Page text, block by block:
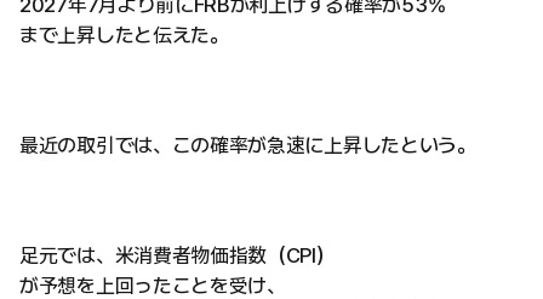
2027年7月より前にFRBが利上げする確率が53%
まで上昇したと伝えた。
最近の取引では、この確率が急速に上昇したという。
足元では、米消費者物価指数（CPI）
が予想を上回ったことを受け、